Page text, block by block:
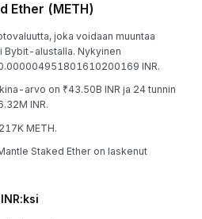
Ether (METH)
joka voidaan muuntaa
Bybit-alustalla. Nykyinen
INR.
arvo on ₹43.50B INR ja 24 tunnin
INR.
METH.
Staked Ether on laskenut